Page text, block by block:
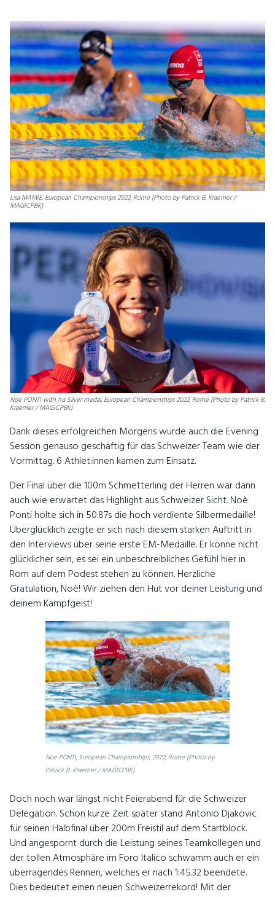
Lisa MAMIE, European Championships 2022, Rome (Photo by Patrick B. Kraemer /
MAGICPBK)
Noe PONTI with his Silver medal, European Championships 2022, Rome (Photo by Patrick B.
Kraemer / MAGICPBK)
Dank dieses erfolgreichen Morgens wurde auch die Evening
Session genauso geschäftig für das Schweizer Team wie der
Vormittag. 6 Athlet:innen kamen zum Einsatz.
Der Final über die 100m Schmetterling der Herren war dann
auch wie erwartet das Highlight aus Schweizer Sicht. Noè
Ponti holte sich in 50.87s die hoch verdiente Silbermedaille!
Überglücklich zeigte er sich nach diesem starken Auftritt in
den Interviews über seine erste EM-Medaille. Er könne nicht
glücklicher sein, es sei ein unbeschreibliches Gefühl hier in
Rom auf dem Podest stehen zu können. Herzliche
Gratulation, Noè! Wir ziehen den Hut vor deiner Leistung und
deinem Kampfgeist!
Noe PONTI, European Championships, 2022, Rome (Photo by
Patrick B. Kraemer / MAGICPBK)
Doch noch war längst nicht Feierabend für die Schweizer
Delegation. Schon kurze Zeit später stand Antonio Djakovic
für seinen Halbfinal über 200m Freistil auf dem Startblock.
Und angespornt durch die Leistung seines Teamkollegen und
der tollen Atmosphäre im Foro Italico schwamm auch er ein
überragendes Rennen, welches er nach 1:45.32 beendete.
Dies bedeutet einen neuen Schweizerrekord! Mit der